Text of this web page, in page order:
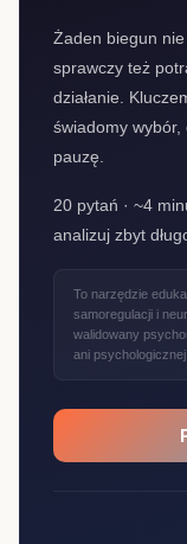
Żaden biegun
sprawczy też
działanie.
świadomy
pauzę.
20 pytań · ~4
analizuj zbyt
To narzędzie
samoregulacji i
walidowany
ani